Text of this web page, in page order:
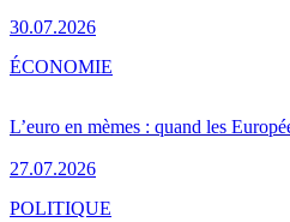
30.07.2026
L’euro en mèmes : quand les
27.07.2026
ÉCONOMIE
POLITIQUE